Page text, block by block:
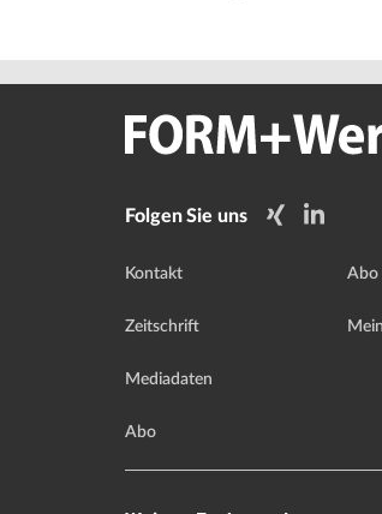
Folgen Sie uns
Kontakt
Zeitschrift
Mediadaten
Abo
Abo